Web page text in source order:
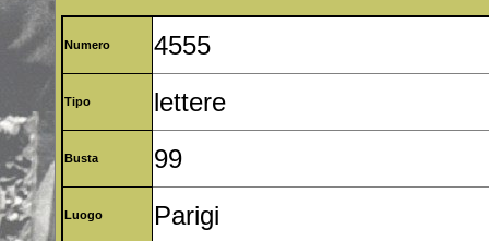
Numero 4555
Tipo lettere
Busta 99
Luogo Parigi